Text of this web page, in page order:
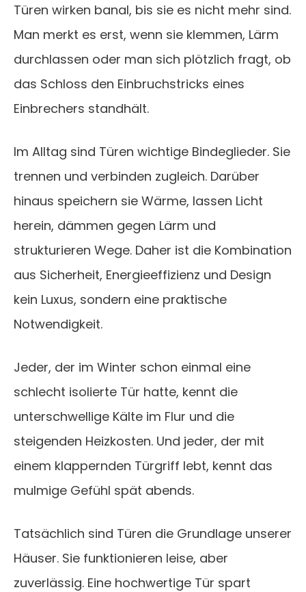
Türen wirken banal, bis sie es nicht mehr sind.
Man merkt es erst, wenn sie klemmen, Lärm
durchlassen oder man sich plötzlich fragt, ob
das Schloss den Einbruchstricks eines
Einbrechers standhält.
Im Alltag sind Türen wichtige Bindeglieder. Sie
trennen und verbinden zugleich. Darüber
hinaus speichern sie Wärme, lassen Licht
herein, dämmen gegen Lärm und
strukturieren Wege. Daher ist die Kombination
aus Sicherheit, Energieeffizienz und Design
kein Luxus, sondern eine praktische
Notwendigkeit.
Jeder, der im Winter schon einmal eine
schlecht isolierte Tür hatte, kennt die
unterschwellige Kälte im Flur und die
steigenden Heizkosten. Und jeder, der mit
einem klappernden Türgriff lebt, kennt das
mulmige Gefühl spät abends.
Tatsächlich sind Türen die Grundlage unserer
Häuser. Sie funktionieren leise, aber
zuverlässig. Eine hochwertige Tür spart